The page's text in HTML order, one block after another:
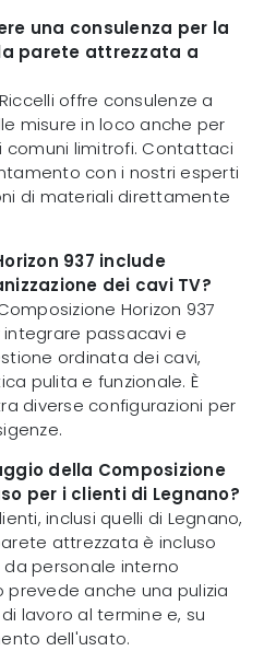
una consulenza per la
parete attrezzata a
offre consulenze a
misure in loco anche per
comuni limitrofi. Contattaci
con i nostri esperti
di materiali direttamente
937 include
dei cavi TV?
Horizon 937
passacavi e
ordinata dei cavi,
pulita e funzionale. È
diverse configurazioni per
della Composizione
per i clienti di Legnano?
inclusi quelli di Legnano,
attrezzata è incluso
personale interno
prevede anche una pulizia
lavoro al termine e, su
dell'usato.